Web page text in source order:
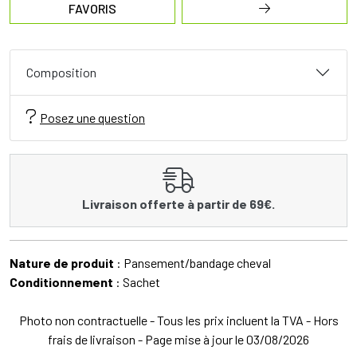
FAVORIS
Composition
Posez une question
Livraison offerte à partir de 69€.
Nature de produit : Pansement/bandage cheval
Conditionnement : Sachet
Photo non contractuelle - Tous les prix incluent la TVA - Hors
frais de livraison - Page mise à jour le 03/08/2026